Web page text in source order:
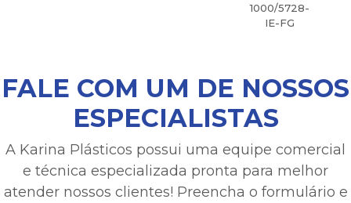
1000/5728-
IE-FG
FALE COM UM DE NOSSOS
ESPECIALISTAS
A Karina Plásticos possui uma equipe comercial
e técnica especializada pronta para melhor
atender nossos clientes! Preencha o formulário e